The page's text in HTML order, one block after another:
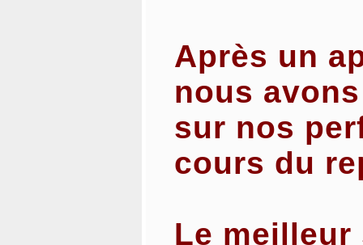
Après un
nous
sur nos
cours du
Le meilleur